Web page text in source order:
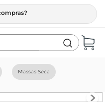
Massas Seca